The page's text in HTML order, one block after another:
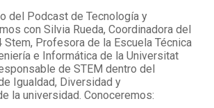
del Podcast de Tecnología y
con Silvia Rueda, Coordinadora del
Stem, Profesora de la Escuela Técnica
e Informática de la Universitat
de STEM dentro del
Igualdad, Diversidad y
la universidad. Conoceremos: